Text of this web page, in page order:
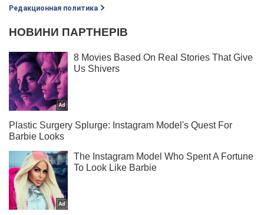
Редакционная политика